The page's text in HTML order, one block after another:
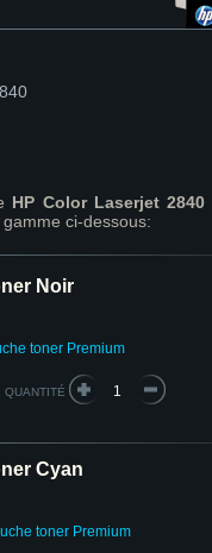
HP Color Laserjet 2840
ci-dessous:
Noir
toner Premium
QUANTITÉ
Cyan
toner Premium